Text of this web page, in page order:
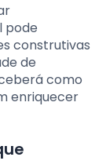
pode
construtivas
de
como
enriquecer